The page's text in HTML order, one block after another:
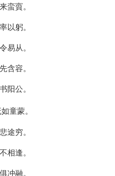
蛮賨。
以躬。
易从。
含容。
阳公。
童蒙。
途穷。
相逢。
冲融。